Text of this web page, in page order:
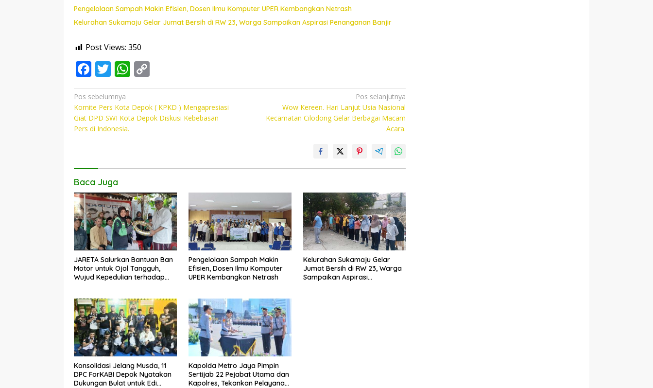
Pengelolaan Sampah Makin Efisien, Dosen Ilmu Komputer UPER Kembangkan Netrash
Kelurahan Sukamaju Gelar Jumat Bersih di RW 23, Warga Sampaikan Aspirasi Penanganan Banjir
Post Views: 350
F
ac
e
b
o
T
w
itt
er
W
h
at
s
o
p
y
Navigasi
pos
Pos sebelumnya
Komite Pers Kota Depok ( KPKD ) Mengapresiasi
Giat DPD SWI Kota Depok Diskusi Kebebasan
Pers di Indonesia.
Pos selanjutnya
Wow Kereen. Hari Lanjut Usia Nasional
Kecamatan Cilodong Gelar Berbagai Macam
Acara.
Baca Juga
JARETA Salurkan Bantuan Ban
Motor untuk Ojol Tangguh,
Wujud Kepedulian terhadap
Pengelolaan Sampah Makin
Efisien, Dosen Ilmu Komputer
UPER Kembangkan Netrash
Kelurahan Sukamaju Gelar
Jumat Bersih di RW 23, Warga
Sampaikan Aspirasi
Konsolidasi Jelang Musda, 11
DPC ForKABI Depok Nyatakan
Dukungan Bulat untuk Edi
Kapolda Metro Jaya Pimpin
Sertijab 22 Pejabat Utama dan
Kapolres, Tekankan Pelayanan